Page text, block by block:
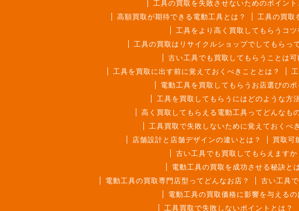
工具の買取を失敗させないためのポイント
高額買取が期待できる電動工具とは？
工具の買取
工具をより高く買取してもらうコツ
工具の買取はリサイクルショップでしてもらっ
古い工具でも買取してもらうことは可
工具を買取に出す前に覚えておくべきこととは？
電動工具を買取してもらうお店選びのポ
工具を買取してもらうにはどのような方
高く買取してもらえる電動工具ってどんなも
工具買取で失敗しないために覚えておくべ
店舗設計と店舗デザインの違いとは？
買取可
古い工具でも買取してもらえますか
電動工具の買取を成功させる秘訣と
電動工具の買取専門店型ってどんなお店？
古い工具
電動工具の買取価格に影響を与えるの
工具買取で失敗しないポイントとは？